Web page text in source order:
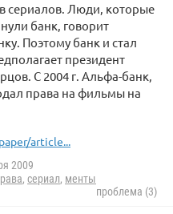
сериалов. Люди, которые
банк, говорит
Поэтому банк и стал
президент
С 2004 г. Альфа-банк,
права на фильмы на
article...
2009
, сериал, менты
проблема (3)